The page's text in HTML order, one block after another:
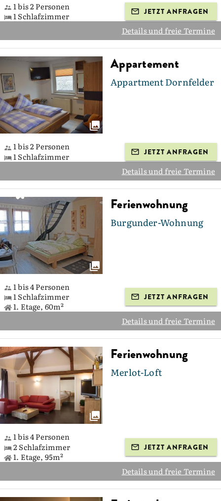
1 bis 2 Personen
1 Schlafzimmer
JETZT ANFRAGEN
Details und freie Termine
Appartement
Appartment Dornfelder
1 bis 2 Personen
1 Schlafzimmer
JETZT ANFRAGEN
Details und freie Termine
Ferienwohnung
Burgunder-Wohnung
1 bis 4 Personen
1 Schlafzimmer
1. Etage, 60m²
JETZT ANFRAGEN
Details und freie Termine
Ferienwohnung
Merlot-Loft
1 bis 4 Personen
2 Schlafzimmer
1. Etage, 95m²
JETZT ANFRAGEN
Details und freie Termine